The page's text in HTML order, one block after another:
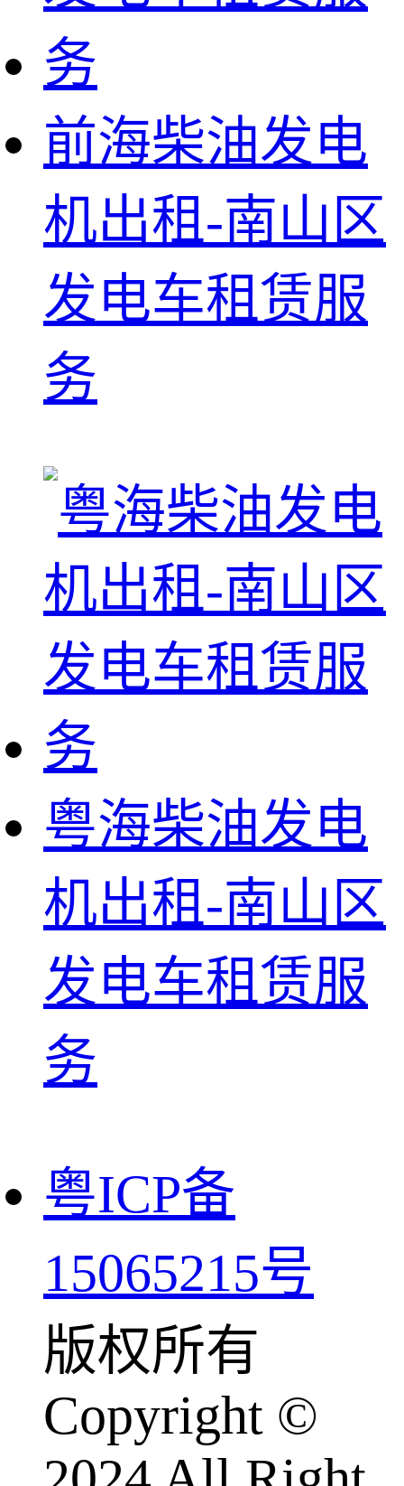
前海柴油发电
机出租-南山区
发电车租赁服
务
粤海柴油发电
机出租-南山区
发电车租赁服
务
粤ICP备
15065215号
版权所有
Copyright ©